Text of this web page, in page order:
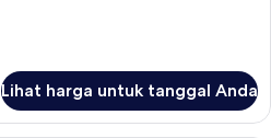
Lihat harga untuk tanggal Anda